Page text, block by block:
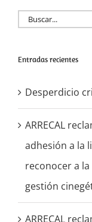
Buscar:
Entradas recientes
Desperdicio
ARRECAL
adhesión a la
reconocer a
gestión
ARRECAL